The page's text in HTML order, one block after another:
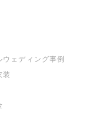
ウェディング事例
装